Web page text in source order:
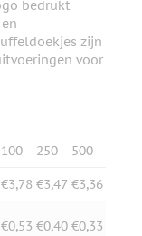
bedrukt
zijn
voor
100 250 500
€3,78 €3,47 €3,36
€0,53 €0,40 €0,33